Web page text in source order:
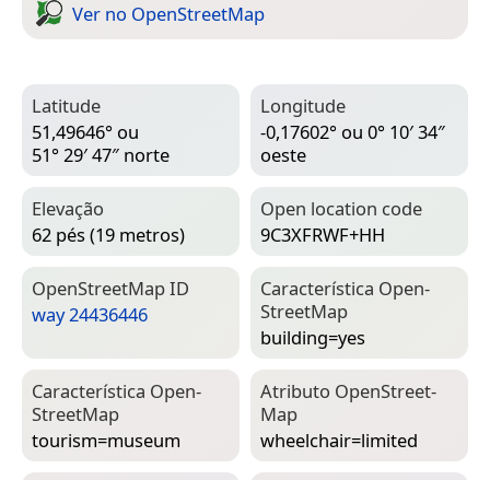
Ver no Open­Street­Map
Latitude
51,49646° ou
51° 29′ 47″ norte
Longitude
-0,17602° ou 0° 10′ 34″
oeste
Elevação
62 pés (19 metros)
Open location code
9C3XFRWF+HH
Open­Street­Map ID
way 24436446
Característica Open­
Street­Map
building=­yes
Característica Open­
Street­Map
tourism=­museum
Atributo Open­Street­
Map
wheelchair=­limited